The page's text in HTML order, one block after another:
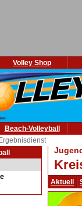
Volley Shop
Beach-Volleyball
Aktuell